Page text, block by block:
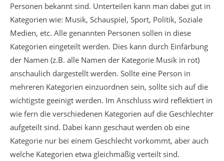
Personen bekannt sind. Unterteilen kann man dabei gut in
Kategorien wie: Musik, Schauspiel, Sport, Politik, Soziale
Medien, etc. Alle genannten Personen sollen in diese
Kategorien eingeteilt werden. Dies kann durch Einfärbung
der Namen (z.B. alle Namen der Kategorie Musik in rot)
anschaulich dargestellt werden. Sollte eine Person in
mehreren Kategorien einzuordnen sein, sollte sich auf die
wichtigste geeinigt werden. Im Anschluss wird reflektiert in
wie fern die verschiedenen Kategorien auf die Geschlechter
aufgeteilt sind. Dabei kann geschaut werden ob eine
Kategorie nur bei einem Geschlecht vorkommt, aber auch
welche Kategorien etwa gleichmäßig verteilt sind.